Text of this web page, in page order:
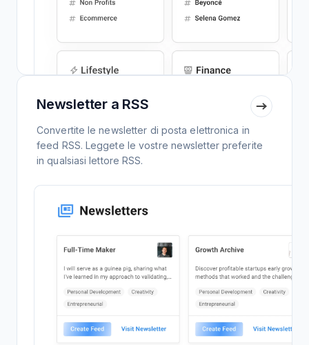
Newsletter a RSS
Convertite le newsletter di posta elettronica in
feed RSS. Leggete le vostre newsletter preferite
in qualsiasi lettore RSS.